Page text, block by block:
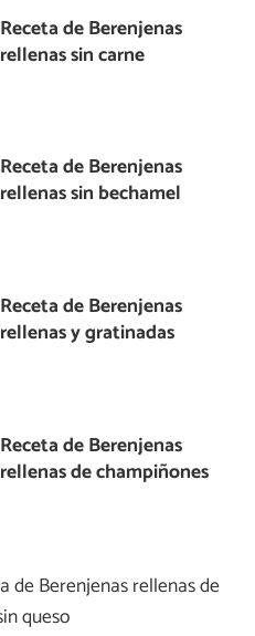
Receta de Berenjenas
rellenas sin carne
Receta de Berenjenas
rellenas sin bechamel
Receta de Berenjenas
rellenas y gratinadas
Receta de Berenjenas
rellenas de champiñones
de Berenjenas rellenas de
queso